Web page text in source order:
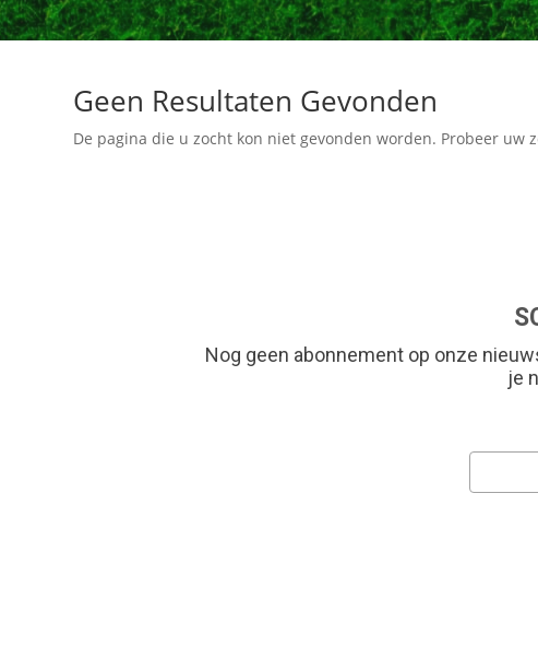
Geen Resultaten Gevonden
De pagina die u zocht kon niet gevonden worden. Probeer